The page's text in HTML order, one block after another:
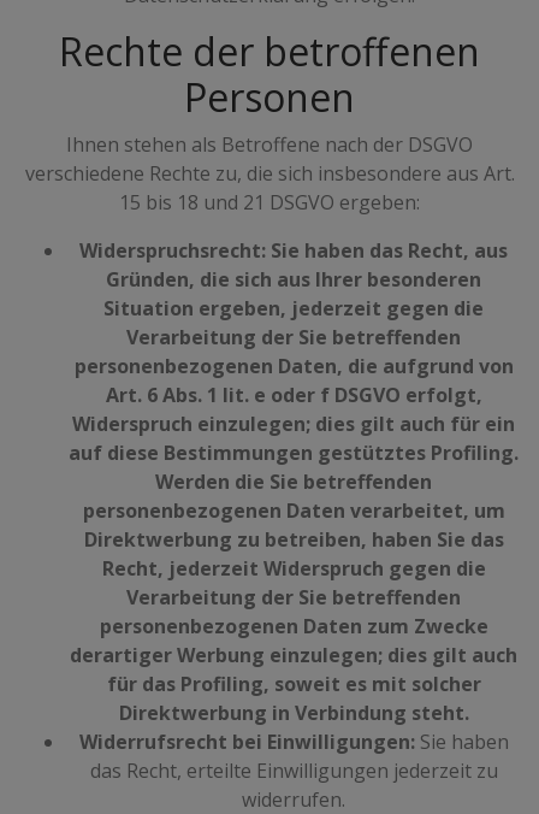
Rechte der betroffenen
Personen
Ihnen stehen als Betroffene nach der DSGVO
verschiedene Rechte zu, die sich insbesondere aus Art.
15 bis 18 und 21 DSGVO ergeben:
Widerspruchsrecht: Sie haben das Recht, aus
Gründen, die sich aus Ihrer besonderen
Situation ergeben, jederzeit gegen die
Verarbeitung der Sie betreffenden
personenbezogenen Daten, die aufgrund von
Art. 6 Abs. 1 lit. e oder f DSGVO erfolgt,
Widerspruch einzulegen; dies gilt auch für ein
auf diese Bestimmungen gestütztes Profiling.
Werden die Sie betreffenden
personenbezogenen Daten verarbeitet, um
Direktwerbung zu betreiben, haben Sie das
Recht, jederzeit Widerspruch gegen die
Verarbeitung der Sie betreffenden
personenbezogenen Daten zum Zwecke
derartiger Werbung einzulegen; dies gilt auch
für das Profiling, soweit es mit solcher
Direktwerbung in Verbindung steht.
Widerrufsrecht bei Einwilligungen:Sie haben
das Recht, erteilte Einwilligungen jederzeit zu
widerrufen.